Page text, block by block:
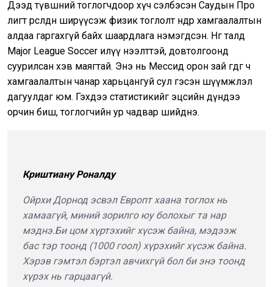
Дээд түвшний тоглогчдоор хүч сэлбэсэн Саудын Про
лигт өрсөлдөөн ширүүсэж физик тоглолт өндөр хамгаалалтын
алдаа гаргахгүй байх шаардлага нэмэгдсэн. Нөгөө талд
Major League Soccer илүү нээлттэй, довтолгоонд
суурилсан хэв маягтай. Энэ нь Мессид орон зай өгдөг ч
хамгаалалтын чанар харьцангуй сул гэсэн шүүмжлэл
дагуулдаг юм. Гэхдээ статистикийг эцсийн дүндээ
орчин биш, тоглогчийн ур чадвар шийднэ.
Криштиану Роналду
Ойрхи Дорнод эсвэл Европт хаана тоглох нь
хамаагүй, миний зорилго юу болохыг та нар
мэднэ.Би цом хүртэхийг хүсэж байна, мэдээж
бас тэр тоонд (1000 гоол) хүрэхийг хүсэж байна.
Хэрэв гэмтэл бэртэл авчихгүй бол би энэ тоонд
хүрэх нь гарцаагүй.